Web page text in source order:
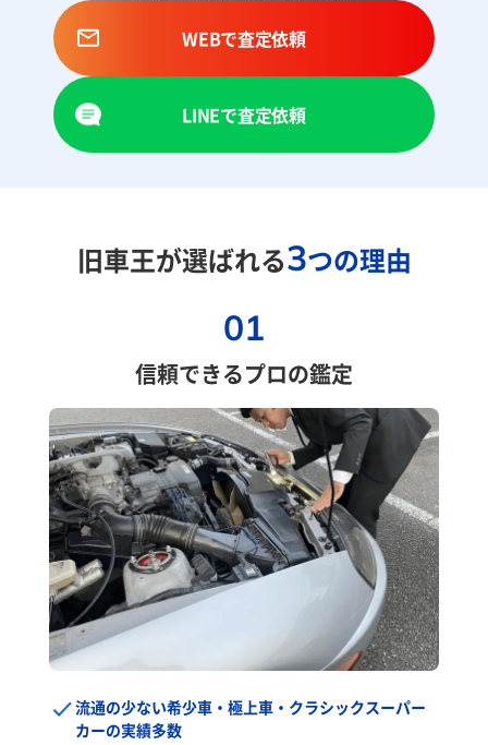
WEBで査定依頼
LINEで査定依頼
旧車王が選ばれる3つの理由
01
信頼できるプロの鑑定
流通の少ない希少車・極上車・クラシックスーパー
カーの実績多数